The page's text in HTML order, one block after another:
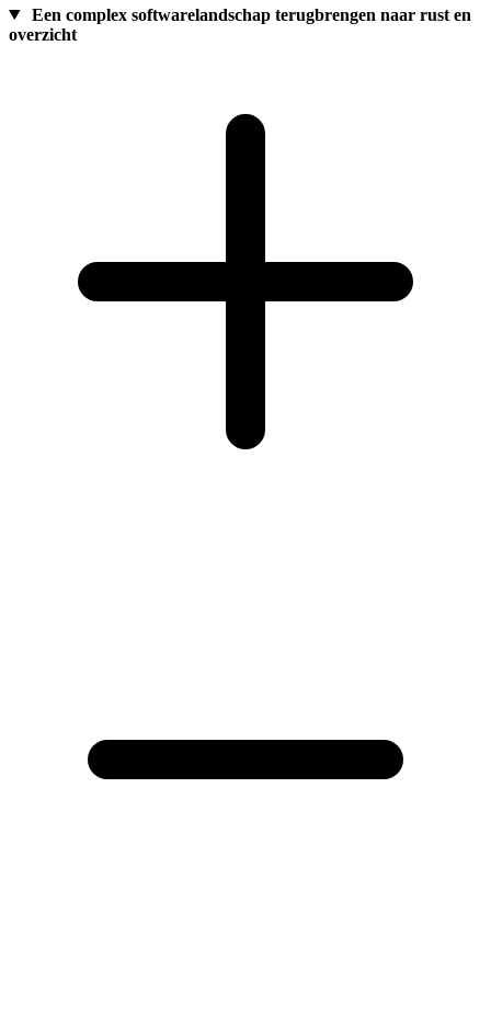
Een complex softwarelandschap terugbrengen naar rust en
overzicht